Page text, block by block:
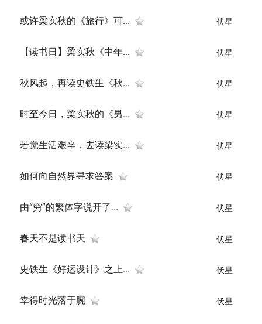
或许梁实秋的《旅行》可... 伏星
【读书日】梁实秋《中年... 伏星
秋风起，再读史铁生《秋... 伏星
时至今日，梁实秋的《男... 伏星
若觉生活艰辛，去读梁实... 伏星
如何向自然界寻求答案 伏星
由“穷”的繁体字说开了... 伏星
春天不是读书天 伏星
史铁生《好运设计》之上... 伏星
幸得时光落于腕 伏星